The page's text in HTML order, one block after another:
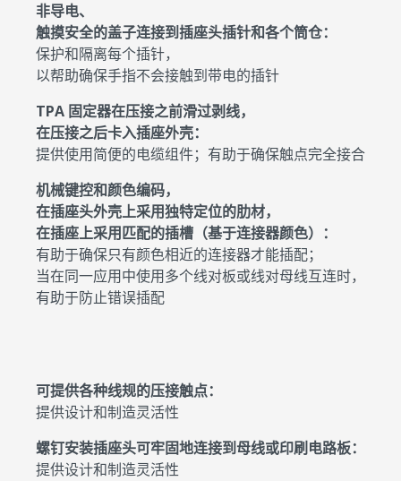
非导电、
触摸安全的盖子连接到插座头插针和各个筒仓：
保护和隔离每个插针，
以帮助确保手指不会接触到带电的插针
TPA 固定器在压接之前滑过剥线，
在压接之后卡入插座外壳：
提供使用简便的电缆组件；有助于确保触点完全接合
机械键控和颜色编码，
在插座头外壳上采用独特定位的肋材，
在插座上采用匹配的插槽（基于连接器颜色）：
有助于确保只有颜色相近的连接器才能插配；
当在同一应用中使用多个线对板或线对母线互连时，
有助于防止错误插配
可提供各种线规的压接触点：
提供设计和制造灵活性
螺钉安装插座头可牢固地连接到母线或印刷电路板：
提供设计和制造灵活性